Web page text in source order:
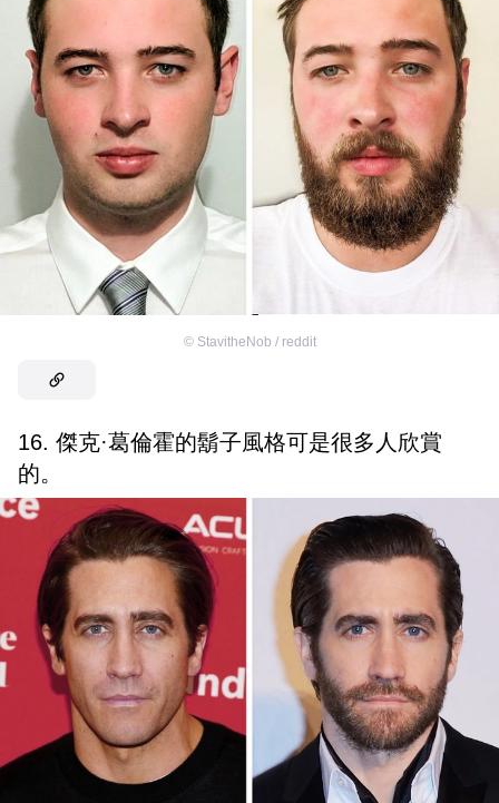
© StavitheNob / reddit
16. 傑克·葛倫霍的鬍子風格可是很多人欣賞
的。